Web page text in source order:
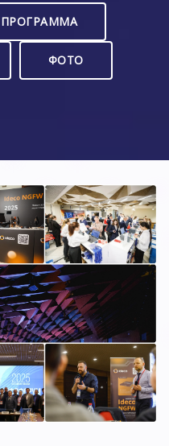
ПРОГРАММА
ФОТО